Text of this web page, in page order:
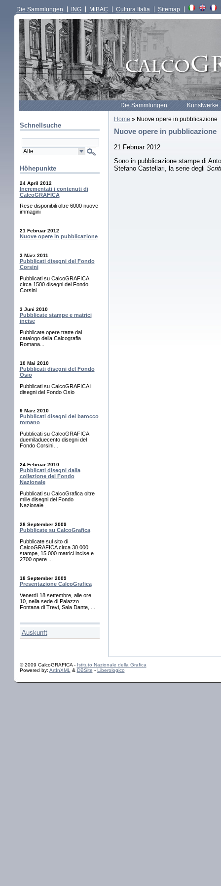
Die Sammlungen ING MiBAC Cultura Italia Sitemap
Die Sammlungen Kunstwerke
Schnellsuche
Höhepunkte
24 April 2012
Incrementati i contenuti di
CalcoGRAFICA
Rese disponibili oltre 6000 nuove
immagini
21 Februar 2012
Nuove opere in pubblicazione
3 März 2011
Pubblicati disegni del Fondo
Corsini
Pubblicati su CalcoGRAFICA
circa 1500 disegni del Fondo
Corsini
3 Juni 2010
Pubblicate stampe e matrici
incise
Pubblicate opere tratte dal
catalogo della Calcografia
Romana...
10 Mai 2010
Pubblicati disegni del Fondo
Osio
Pubblicati su CalcoGRAFICA i
disegni del Fondo Osio
9 März 2010
Pubblicati disegni del barocco
romano
Pubblicati su CalcoGRAFICA
duemiladuecento disegni del
Fondo Corsini…
24 Februar 2010
Pubblicati disegni dalla
collezione del Fondo
Nazionale
Pubblicati su CalcoGrafica oltre
mille disegni del Fondo
Nazionale...
28 September 2009
Pubblicate su CalcoGrafica
Pubblicate sul sito di
CalcoGRAFICA circa 30.000
stampe, 15.000 matrici incise e
2700 opere ...
18 September 2009
Presentazione CalcoGrafica
Venerdì 18 settembre, alle ore
10, nella sede di Palazzo
Fontana di Trevi, Sala Dante, ...
Auskunft
Home » Nuove opere in pubblicazione
Nuove opere in pubblicazione
21 Februar 2012
Sono in pubblicazione stampe di
Stefano Castellari, la serie degli
© 2009 CalcoGRAFICA - Istituto Nazionale della Grafica
Powered by: ArtInXML& DBSite - Liberologico